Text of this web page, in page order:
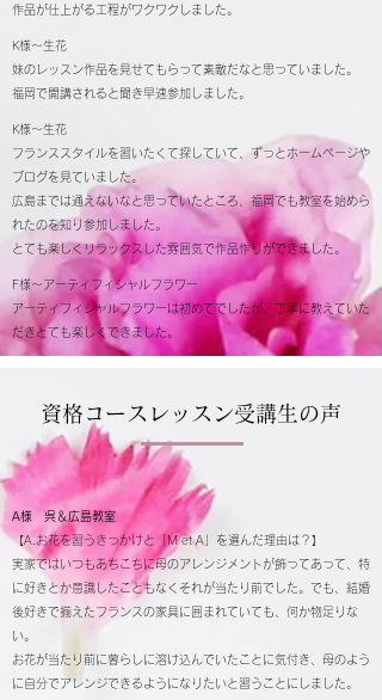
作品が仕上がる工程がワクワクしました。
K様～生花
妹のレッスン作品を見せてもらって素敵だなと思っていました。
福岡で開講されると聞き早速参加しました。
K様～生花
フランススタイルを習いたくて探していて、ずっとホームページや
ブログを見ていました。
広島までは通えないなと思っていたところ、福岡でも教室を始めら
れたのを知り参加しました。
とても楽しくリラックスした雰囲気で作品作りができました。
F様～アーティフィシャルフラワー
アーティフィシャルフラワーは初めてでしたが、丁寧に教えていた
だきとても楽しくできました。
資格コースレッスン受講生の声
A様 呉＆広島教室
【A.お花を習うきっかけと「M et A」を選んだ理由は？】
実家ではいつもあちこちに母のアレンジメントが飾ってあって、特
に好きとか意識したこともなくそれが当たり前でした。でも、結婚
後好きで揃えたフランスの家具に囲まれていても、何か物足りな
い。
お花が当たり前に暮らしに溶け込んでいたことに気付き、母のよう
に自分でアレンジできるようになりたいと習うことにしました。